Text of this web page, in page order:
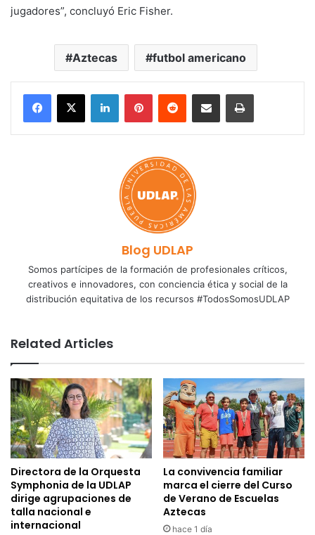
jugadores”, concluyó Eric Fisher.
Aztecas futbol americano
LinkedInPinterestReddit Share via Email Print
Blog UDLAP
Somos partícipes de la formación de profesionales críticos,
creativos e innovadores, con conciencia ética y social de la
distribución equitativa de los recursos #TodosSomosUDLAP
Related Articles
Directora de la Orquesta
Symphonia de la UDLAP
dirige agrupaciones de
talla nacional e
internacional
La convivencia familiar
marca el cierre del Curso
de Verano de Escuelas
Aztecas
hace 1 día